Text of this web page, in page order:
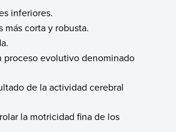
inferiores.
más corta y robusta.
proceso evolutivo denominado
de la actividad cerebral
la motricidad fina de los